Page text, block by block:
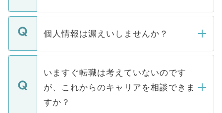
下記の理由によって、一般には公開してい
ません。
■応募殺到を避けるため 人気のある医療機
関を公にしてしまうと、応募が殺到する場
に、医療機関が求める条件に合った人材の
みを人材紹介会社に依頼するケースが増え
ています。
転職・入職を強要することは一切ありませ
ん。また、仮に応募先から内定をいただい
定を承諾する必要はありません。内定先へ
の辞退の連絡はキャリアパートナーが行い
個人情報は漏えいしませんか？
個人情報が漏えいすることはありませんの
で、ご安心ください。当サイトからの登録
などで収集したご登録者様の個人情報は、
ご本人のキャリアアップおよび転職活動の
支援を目的に使用いたします。お預かりし
いますぐ転職は考えていないのです
が、これからのキャリアを相談できま
すか？